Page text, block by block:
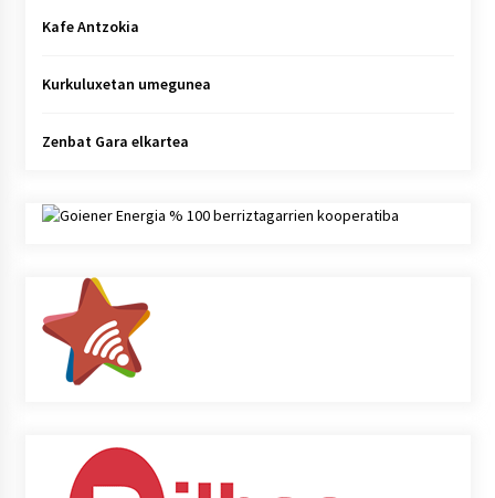
Kafe Antzokia
Kurkuluxetan umegunea
Zenbat Gara elkartea